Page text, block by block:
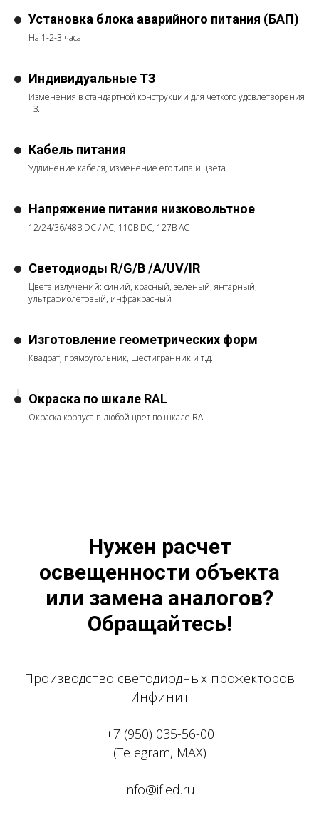
Установка блока аварийного питания (БАП)
На 1-2-3 часа
Индивидуальные ТЗ
Изменения в стандартной конструкции для четкого удовлетворения
ТЗ.
Кабель питания
Удлинение кабеля, изменение его типа и цвета
Напряжение питания низковольтное
12/24/36/48В DC / AC, 110В DC, 127В АС
Светодиоды R/G/B /A/UV/IR
Цвета излучений: синий, красный, зеленый, янтарный,
ультрафиолетовый, инфракрасный
Изготовление геометрических форм
Квадрат, прямоугольник, шестигранник и т.д...
Окраска по шкале RAL
Окраска корпуса в любой цвет по шкале RAL
Нужен расчет
освещенности объекта
или замена аналогов?
Обращайтесь!
Производство светодиодных прожекторов
Инфинит
+7 (950) 035-56-00
(Telegram, MAX)
info@ifled.ru